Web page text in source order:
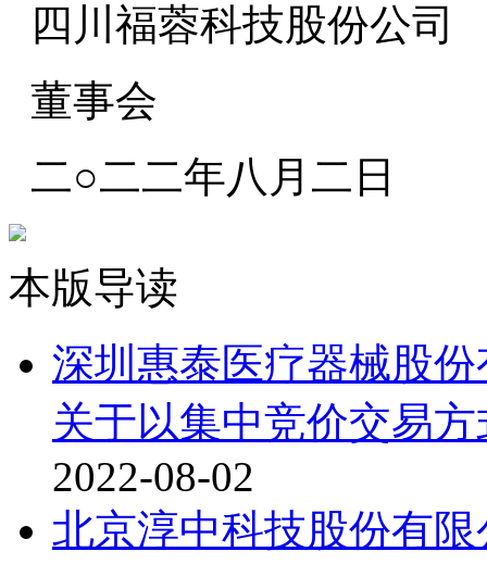
四川福蓉科技股份公司
董事会
二○二二年八月二日
本版导读
深圳惠泰医疗器械股
关于以集中竞价交易
2022-08-02
北京淳中科技股份有限